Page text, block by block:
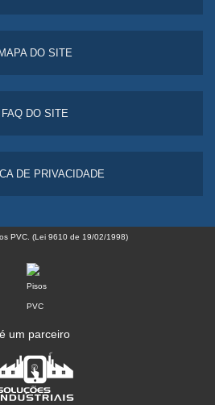
MAPA DO SITE
FAQ DO SITE
DE PRIVACIDADE
PVC. (Lei 9610 de 19/02/1998)
é um parceiro